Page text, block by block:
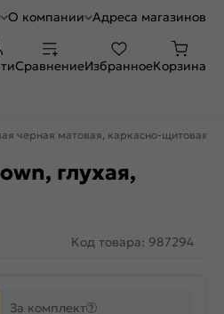
О компании Адреса магазинов
СравнениеИзбранноеКорзина
черная матовая, каркасно-щитовая
глухая,
Код товара: 987294
За комплект